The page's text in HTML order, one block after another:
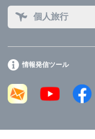
個人旅行
情報発信ツール